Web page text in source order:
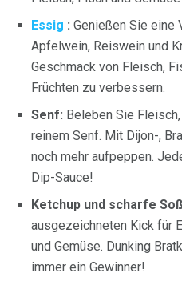
Essig : Genießen Sie eine
Apfelwein, Reiswein und
Geschmack von Fleisch,
Früchten zu verbessern.
Senf: Beleben Sie
reinem Senf. Mit Dijon-,
noch mehr aufpeppen.
Dip-Sauce!
Ketchup und scharfe
ausgezeichneten Kick für
und Gemüse. Dunking
immer ein Gewinner!